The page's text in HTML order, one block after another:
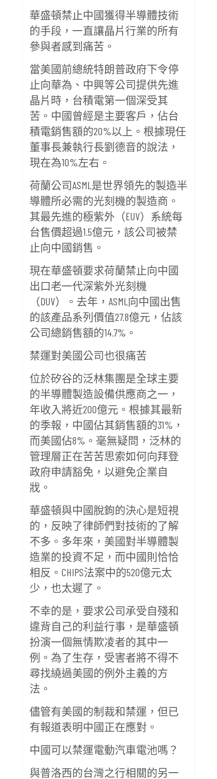
華盛頓禁止中國獲得半導體技術
的手段，一直讓晶片行業的所有
參與者感到痛苦。
當美國前總統特朗普政府下令停
止向華為、中興等公司提供先進
晶片時，台積電第一個深受其
苦。中國曾經是主要客戶，佔台
積電銷售額的20%以上。根據現任
董事長兼執行長劉德音的說法，
現在為10%左右。
荷蘭公司ASML是世界領先的製造半
導體所必需的光刻機的製造商。
其最先進的極紫外（EUV）系統每
台售價超過1.5億元，該公司被禁
止向中國銷售。
現在華盛頓要求荷蘭禁止向中國
出口老一代深紫外光刻機
（DUV）。去年，ASML向中國出售
的該產品系列價值27.8億元，佔該
公司總銷售額的14.7%。
禁運對美國公司也很痛苦
位於矽谷的泛林集團是全球主要
的半導體製造設備供應商之一，
年收入將近200億元。根據其最新
的季報，中國佔其銷售額的31%，
而美國佔8%。毫無疑問，泛林的
管理層正在苦苦思索如何向拜登
政府申請豁免，以避免企業自
戕。
華盛頓與中國脫鉤的決心是短視
的，反映了律師們對技術的了解
不多。多年來，美國對半導體製
造業的投資不足，而中國則恰恰
相反。CHIPS法案中的520億元太
少，也太遲了。
不幸的是，要求公司承受自殘和
違背自己的利益行事，是華盛頓
扮演一個無情欺凌者的其中一
例。為了生存，受害者將不得不
尋找繞過美國的例外主義的方
法。
儘管有美國的制裁和禁運，但已
有報道表明中國正在應對。
中國可以禁運電動汽車電池嗎？
與普洛西的台灣之行相關的另一